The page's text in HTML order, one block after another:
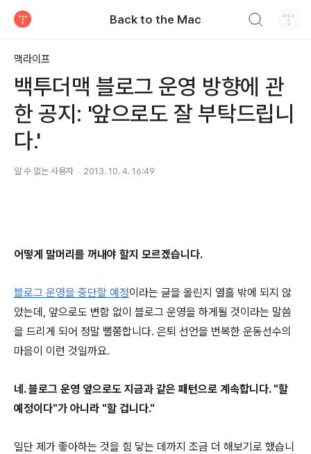
Back to the Mac
맥라이프
백투더맥 블로그 운영 방향에 관
한 공지: '앞으로도 잘 부탁드립니
다.'
알 수 없는 사용자 2013. 10. 4. 16:49
어떻게 말머리를 꺼내야 할지 모르겠습니다.
블로그 운영을 중단할 예정이라는 글을 올린지 열흘 밖에 되지 않
았는데, 앞으로도 변함 없이 블로그 운영을 하게될 것이라는 말씀
을 드리게 되어 정말 뻘쭘합니다. 은퇴 선언을 번복한 운동선수의
마음이 이런 것일까요.
네. 블로그 운영 앞으로도 지금과 같은 패턴으로 계속합니다. "할
예정이다"가 아니라 "할 겁니다."
일단 제가 좋아하는 것을 힘 닿는 데까지 조금 더 해보기로 했습니